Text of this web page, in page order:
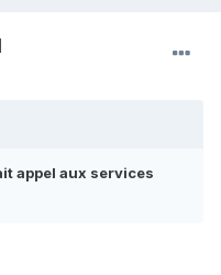
appel aux services